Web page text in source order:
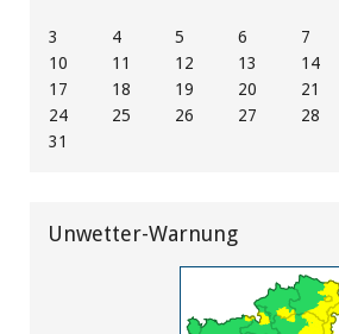
3
4 5 6 7
10
11 12 13 14
17
18 19 20 21
24
25 26 27 28
31
Unwetter-Warnung